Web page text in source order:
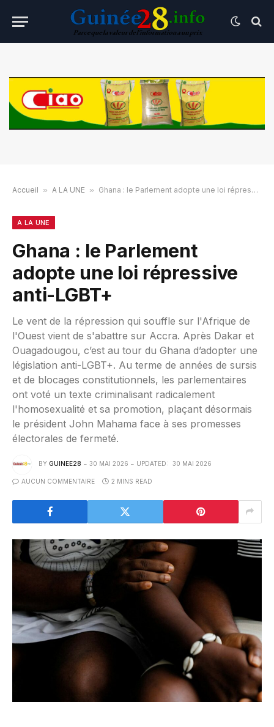
Accueil » A LA UNE » Ghana : le Parlement adopte une loi répressive anti-LGBT+
A LA UNE
Ghana : le Parlement
adopte une loi répressive
anti-LGBT+
Le vent de la répression qui souffle sur l'Afrique de
l'Ouest vient de s'abattre sur Accra. Après Dakar et
Ouagadougou, c’est au tour du Ghana d’adopter une
législation anti-LGBT+. Au terme de années de sursis
et de blocages constitutionnels, les parlementaires
ont voté un texte criminalisant radicalement
l'homosexualité et sa promotion, plaçant désormais
le président John Mahama face à ses promesses
électorales de fermeté.
BY GUINEE28 30 MAI 2026 UPDATED: 30 MAI 2026
AUCUN COMMENTAIRE 2 MINS READ